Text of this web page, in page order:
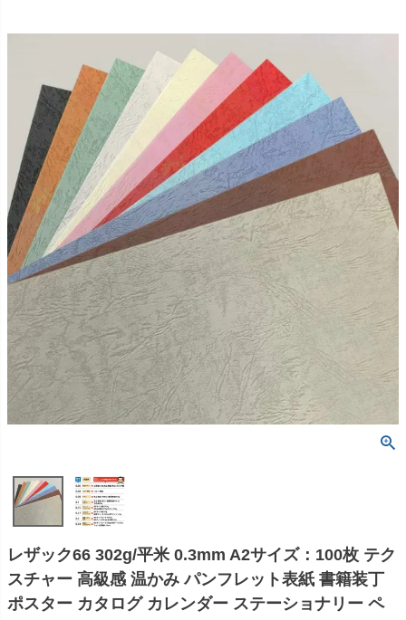
レザック66 302g/平米 0.3mm A2サイズ：100枚 テク
スチャー 高級感 温かみ パンフレット表紙 書籍装丁
ポスター カタログ カレンダー ステーショナリー ペ